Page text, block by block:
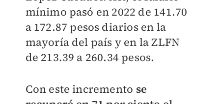
mínimo pasó en 2022 de 141.70
a 172.87 pesos diarios en la
mayoría del país y en la ZLFN
de 213.39 a 260.34 pesos.
Con este incremento se